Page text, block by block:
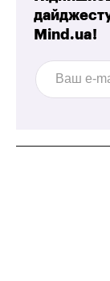
Mind.ua!